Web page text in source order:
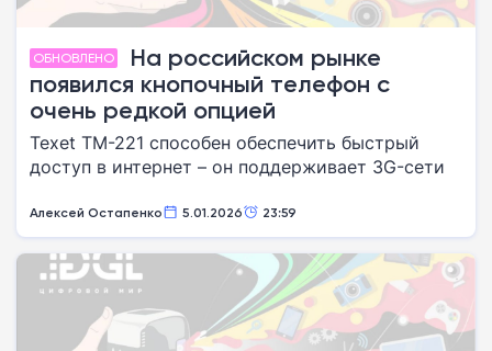
ОБНОВЛЕНО
На российском рынке
появился кнопочный телефон с
очень редкой опцией
Texet TM-221 способен обеспечить быстрый
доступ в интернет – он поддерживает 3G-сети
Алексей Остапенко 5.01.2026 23:59